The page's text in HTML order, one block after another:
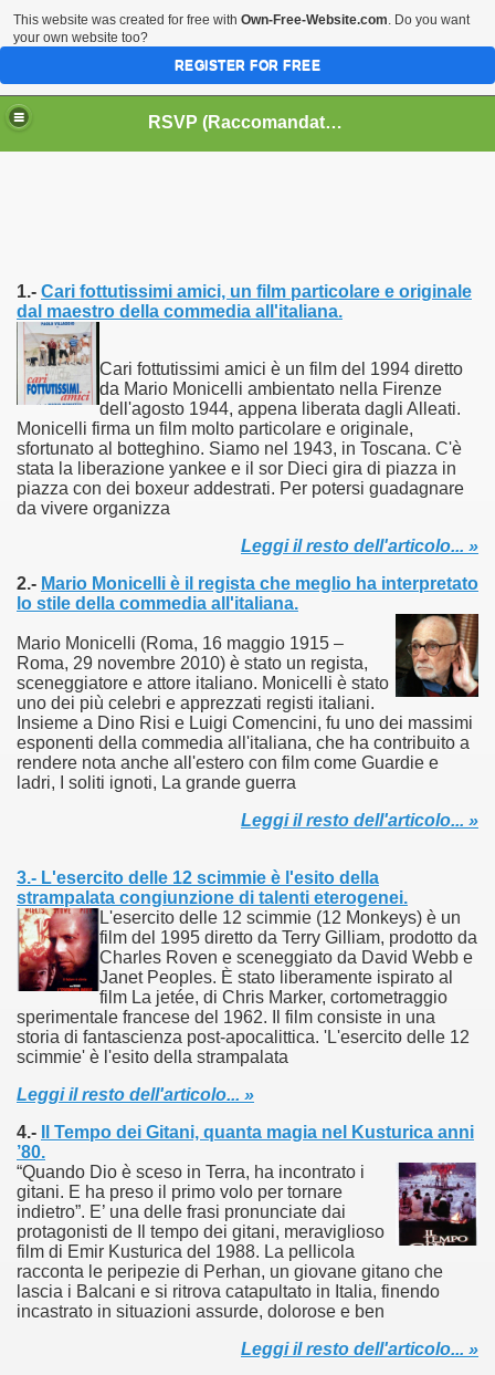
HOME BIOGRAFIE
CINEMA
DATABASE LIBRI
LIBRI
MUSICA
RSVP (Raccomandati Se Vi Piacciono)
1.- Cari fottutissimi amici, un film particolare e originale
dal maestro della commedia all'italiana.
Cari fottutissimi amici è un film del 1994 diretto
da Mario Monicelli ambientato nella Firenze
dell'agosto 1944, appena liberata dagli Alleati.
Monicelli firma un film molto particolare e originale,
sfortunato al botteghino. Siamo nel 1943, in Toscana. C'è
stata la liberazione yankee e il sor Dieci gira di piazza in
piazza con dei boxeur addestrati. Per potersi guadagnare
da vivere organizza
Leggi il resto dell'articolo... »
2.- Mario Monicelli è il regista che meglio ha interpretato
lo stile della commedia all'italiana.
Mario Monicelli (Roma, 16 maggio 1915 –
Roma, 29 novembre 2010) è stato un regista,
sceneggiatore e attore italiano. Monicelli è stato
uno dei più celebri e apprezzati registi italiani.
Insieme a Dino Risi e Luigi Comencini, fu uno dei massimi
esponenti della commedia all'italiana, che ha contribuito a
rendere nota anche all'estero con film come Guardie e
ladri, I soliti ignoti, La grande guerra
Leggi il resto dell'articolo... »
3.- L'esercito delle 12 scimmie è l'esito della
strampalata congiunzione di talenti eterogenei.
L'esercito delle 12 scimmie (12 Monkeys) è un
film del 1995 diretto da Terry Gilliam, prodotto da
Charles Roven e sceneggiato da David Webb e
Janet Peoples. È stato liberamente ispirato al
film La jetée, di Chris Marker, cortometraggio
sperimentale francese del 1962. Il film consiste in una
storia di fantascienza post-apocalittica. 'L'esercito delle 12
scimmie' è l'esito della strampalata
Leggi il resto dell'articolo... »
4.-
Il Tempo dei Gitani, quanta magia nel Kusturica anni
’80.
“Quando Dio è sceso in Terra, ha incontrato i
gitani. E ha preso il primo volo per tornare
indietro”. E’ una delle frasi pronunciate dai
protagonisti de Il tempo dei gitani, meraviglioso
film di Emir Kusturica del 1988. La pellicola
racconta le peripezie di Perhan, un giovane gitano che
lascia i Balcani e si ritrova catapultato in Italia, finendo
incastrato in situazioni assurde, dolorose e ben
Leggi il resto dell'articolo... »
edizione del Premio Strega.
non piu esordiente, bensi ampiamente radicato nel
l'esordio enigmatico e avvincente di Marcello
Se Ti Piacciono nel mese di Aprile 2013.
di quella che dovrebbe essere la quadrilogia di Carlos
lingue, le sue opere hanno conquistato milioni di
di vendite, Il cacciatore di aquiloni.
di Jeffery Deaver dedicato al criminologo tetraplegico
atipico, un viaggio interiore di Isabel Allende
di maggior successo al mondo.
psicopatico assoldato dal potere per poter incastrare
risiede quasi esclusivamente nella sua enorme
Se Ti Piacciono nel mese di Maggio 2013.
minacce e la vita sotto scorta.
e nel sogno di dominio della camorra.
40 milioni di insetti appositamente allevati.
nella cultura contemporanea.
Dark Secret – Rhapsody of Fire.
This website was created for free with Own-Free-Website.com. Do you want
your own website too?
REGISTER FOR FREE